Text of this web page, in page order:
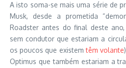
A isto soma-se mais uma série de
Musk, desde a prometida
Roadster antes do final deste
sem condutor que estariam a
os poucos que existemtêm volante
Optimus que também estariam a